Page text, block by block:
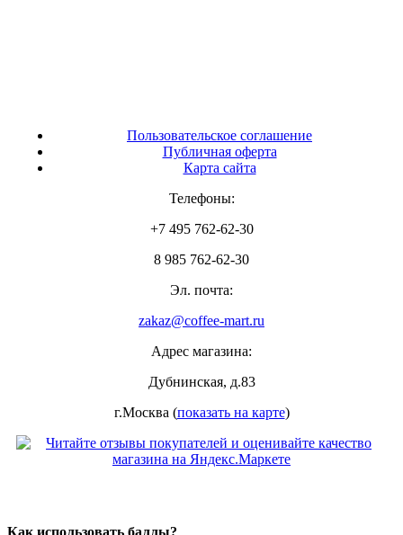
Пользовательское соглашение
Публичная оферта
Карта сайта
Телефоны:
+7 495 762-62-30
8 985 762-62-30
Эл. почта:
zakaz@coffee-mart.ru
Адрес магазина:
Дубнинская, д.83
г.Москва (показать на карте)